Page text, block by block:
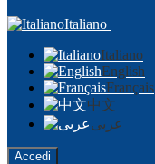
Italiano
Italiano
English
Français
中文
عربى
Accedi